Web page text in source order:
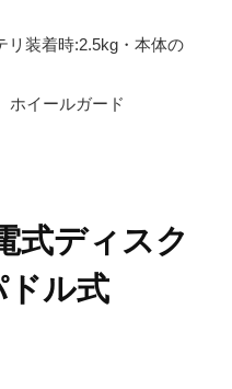
リ装着時:2.5kg・本体の
ホイールガード
式ディスク
ドル式